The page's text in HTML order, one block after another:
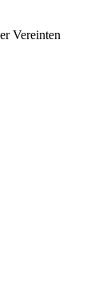
Vereinten